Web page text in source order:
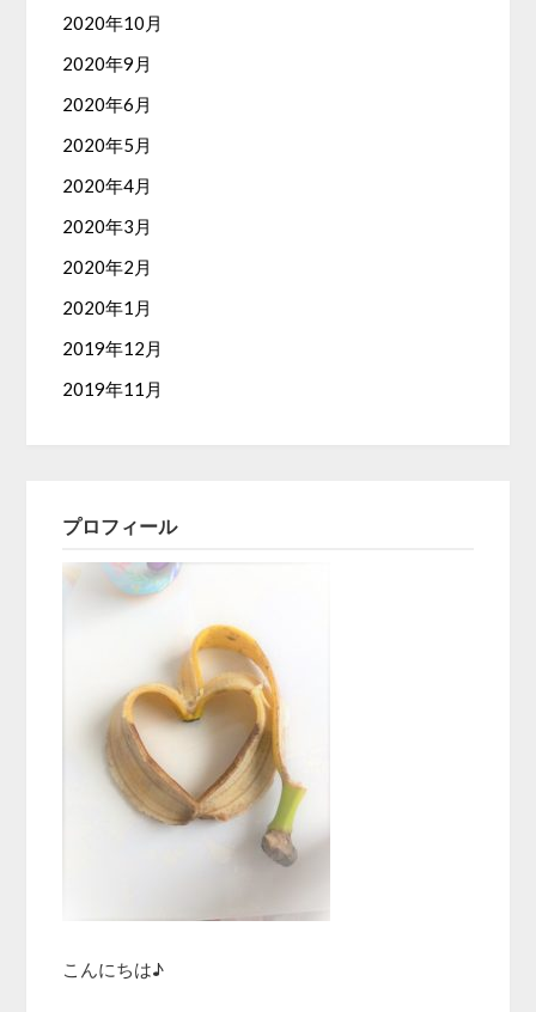
2020年10月
2020年9月
2020年6月
2020年5月
2020年4月
2020年3月
2020年2月
2020年1月
2019年12月
2019年11月
プロフィール
こんにちは♪